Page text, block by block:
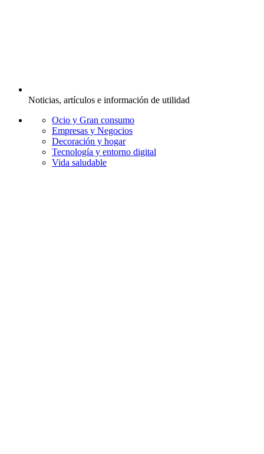
Noticias, artículos e información de utilidad
Ocio y Gran consumo
Empresas y Negocios
Decoración y hogar
Tecnología y entorno digital
Vida saludable